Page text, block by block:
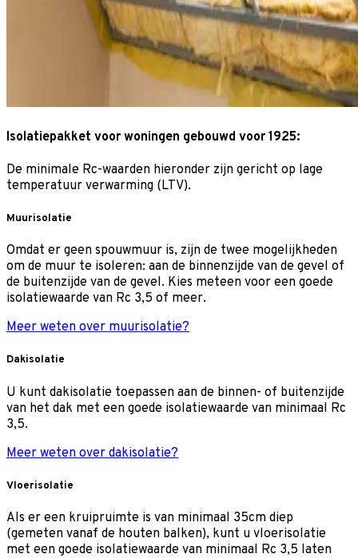
Isolatiepakket voor woningen gebouwd voor 1925:
De minimale Rc-waarden hieronder zijn gericht op lage
temperatuur verwarming (LTV).
Muurisolatie
Omdat er geen spouwmuur is, zijn de twee mogelijkheden
om de muur te isoleren: aan de binnenzijde van de gevel of
de buitenzijde van de gevel. Kies meteen voor een goede
isolatiewaarde van Rc 3,5 of meer.
Meer weten over muurisolatie?
Dakisolatie
U kunt dakisolatie toepassen aan de binnen- of buitenzijde
van het dak met een goede isolatiewaarde van minimaal Rc
3,5.
Meer weten over dakisolatie?
Vloerisolatie
Als er een kruipruimte is van minimaal 35cm diep
(gemeten vanaf de houten balken), kunt u vloerisolatie
met een goede isolatiewaarde van minimaal Rc 3,5 laten